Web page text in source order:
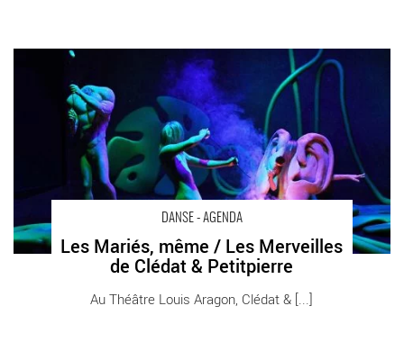
DANSE - AGENDA
Les Mariés, même / Les Merveilles
de Clédat & Petitpierre
Au Théâtre Louis Aragon, Clédat & [...]
Les Mariés, même / Les Merveilles de Clédat & Petitpierre -
Critique sortie Danse Tremblay-en-France Théâtre Louis Aragon